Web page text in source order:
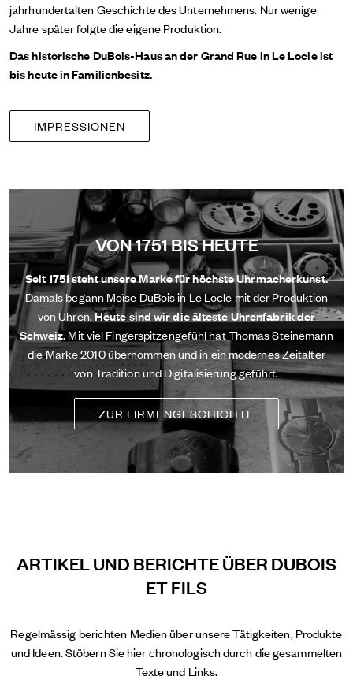
jahrhundertalten Geschichte des Unternehmens. Nur wenige
Jahre später folgte die eigene Produktion.
Das historische DuBois-Haus an der Grand Rue in Le Locle ist
bis heute in Familienbesitz.
IMPRESSIONEN
VON 1751 BIS HEUTE
Seit 1751 steht unsere Marke für höchste Uhrmacherkunst.
Damals begann Moïse DuBois in Le Locle mit der Produktion
von Uhren.Heute sind wir die älteste Uhrenfabrik der
Schweiz. Mit viel Fingerspitzengefühl hat Thomas Steinemann
die Marke 2010 übernommen und in ein modernes Zeitalter
von Tradition und Digitalisierung geführt.
ZUR FIRMENGESCHICHTE
ARTIKEL UND BERICHTE ÜBER DUBOIS
ET FILS
Regelmässig berichten Medien über unsere Tätigkeiten, Produkte
und Ideen. Stöbern Sie hier chronologisch durch die gesammelten
Texte und Links.